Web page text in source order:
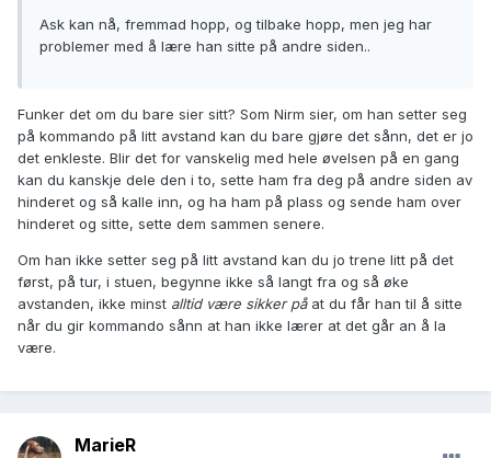
Ask kan nå, fremmad hopp, og tilbake hopp, men jeg har
problemer med å lære han sitte på andre siden..
Funker det om du bare sier sitt? Som Nirm sier, om han setter seg
på kommando på litt avstand kan du bare gjøre det sånn, det er jo
det enkleste. Blir det for vanskelig med hele øvelsen på en gang
kan du kanskje dele den i to, sette ham fra deg på andre siden av
hinderet og så kalle inn, og ha ham på plass og sende ham over
hinderet og sitte, sette dem sammen senere.
Om han ikke setter seg på litt avstand kan du jo trene litt på det
først, på tur, i stuen, begynne ikke så langt fra og så øke
avstanden, ikke minst alltid være sikker påat du får han til å sitte
når du gir kommando sånn at han ikke lærer at det går an å la
være.
MarieR